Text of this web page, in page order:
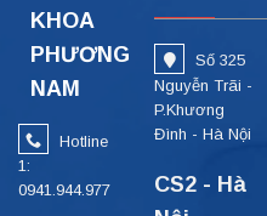
KHOA
PHƯƠNG
NAM
Hotline
1:
0941.944.977
Số 325
Nguyễn Trãi -
P.Khương
Đình - Hà Nội
CS2 - Hà